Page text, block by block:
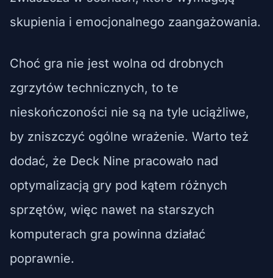
skupienia i emocjonalnego zaangażowania.
Choć gra nie jest wolna od drobnych
zgrzytów technicznych, to te
nieskończoności nie są na tyle uciążliwe,
by zniszczyć ogólne wrażenie. Warto też
dodać, że Deck Nine pracowało nad
optymalizacją gry pod kątem różnych
sprzętów, więc nawet na starszych
komputerach gra powinna działać
poprawnie.